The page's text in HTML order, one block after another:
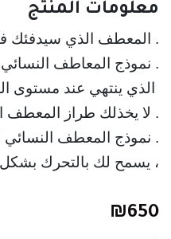
معلومات المنتج
. نموذج المعاطف
الذي ينتهي عند مستوى
. لا يخذلك طراز
. نموذج المعطف النسائي
، يسمح لك بالتحرك
₪650